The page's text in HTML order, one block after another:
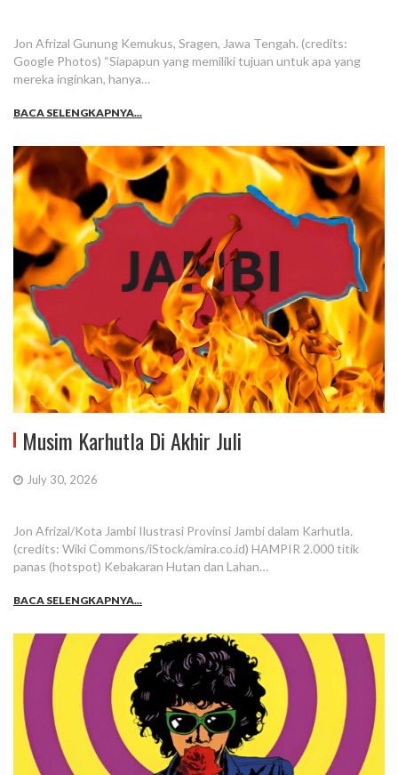
Jon Afrizal Gunung Kemukus, Sragen, Jawa Tengah. (credits:
Google Photos) “Siapapun yang memiliki tujuan untuk apa yang
mereka inginkan, hanya…
BACA SELENGKAPNYA...
Musim Karhutla Di Akhir Juli
July 30, 2026
Jon Afrizal/Kota Jambi Ilustrasi Provinsi Jambi dalam Karhutla.
(credits: Wiki Commons/iStock/amira.co.id) HAMPIR 2.000 titik
panas (hotspot) Kebakaran Hutan dan Lahan…
BACA SELENGKAPNYA...